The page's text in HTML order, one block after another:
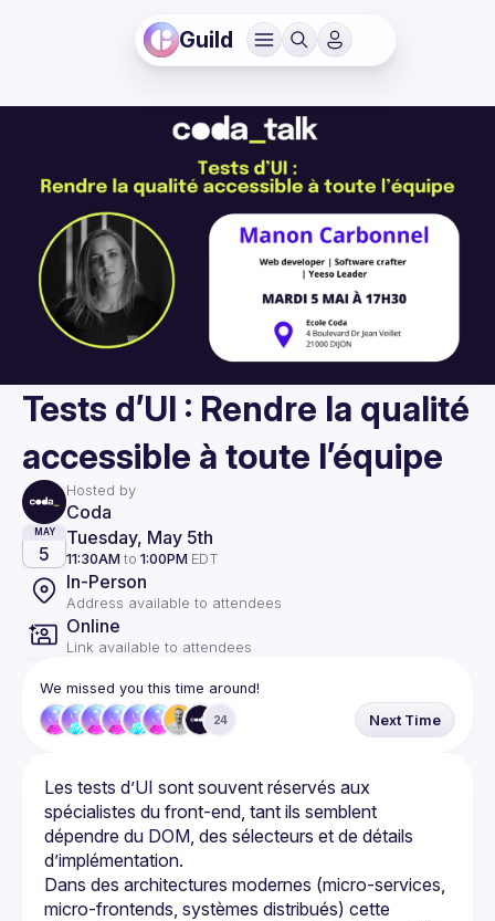
Guild
Tests d’UI : Rendre la qualité
accessible à toute l’équipe
Hosted by
Coda
MAY
5
Tuesday, May 5th
11:30AM to 1:00PM EDT
In-Person
Address available to attendees
Online
Link available to attendees
We missed you this time around!
24 Next Time
Les tests d’UI sont souvent réservés aux
spécialistes du front-end, tant ils semblent
dépendre du DOM, des sélecteurs et de détails
Dans des architectures modernes (micro-services,
micro-frontends, systèmes distribués) cette